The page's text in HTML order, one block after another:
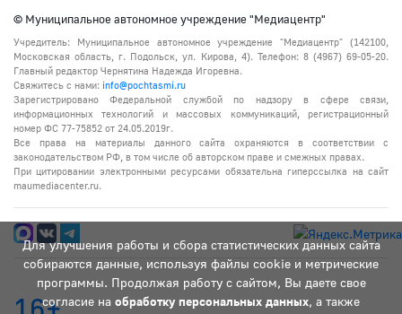
Для улучшения работы и сбора статистических данных сайта
собираются данные, используя файлы cookie и метрические
программы. Продолжая работу с сайтом, Вы даете свое
согласие на обработку персональных данных, а также
© Муниципальное автономное учреждение "Медиацентр"
Учредитель: Муниципальное автономное учреждение "Медиацентр" (142100,
Московская область, г. Подольск, ул. Кирова, 4). Телефон: 8 (4967) 69-05-20.
Главный редактор Чернятина Надежда Игоревна.
Свяжитесь с нами: info@pochtasmi.ru
Зарегистрировано Федеральной службой по надзору в сфере связи,
информационных технологий и массовых коммуникаций, регистрационный
номер ФС 77-75852 от 24.05.2019г.
Все права на материалы данного сайта охраняются в соответствии с
законодательством РФ, в том числе об авторском праве и смежных правах.
При цитировании электронными ресурсами обязательна гиперссылка на сайт
maumediacenter.ru.